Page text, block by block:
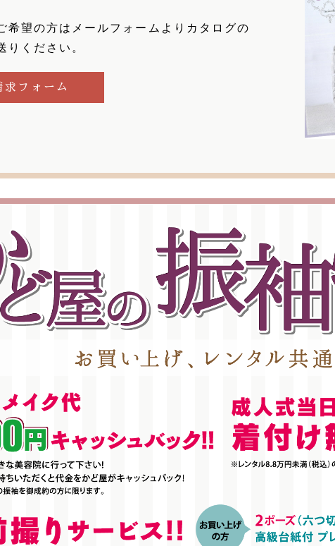
希望の方はメールフォームよりカタログの
りください。
求フォーム